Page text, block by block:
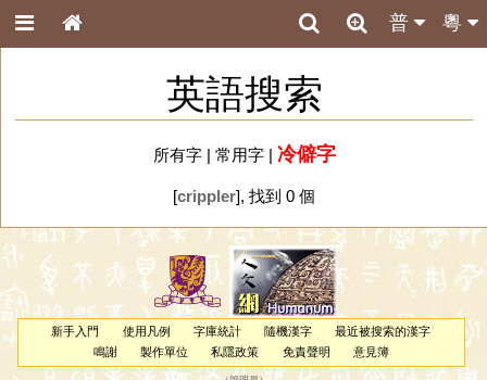
粵
普
英語搜索
所有字| 常用字| 冷僻字
[crippler], 找到 0 個
新手入門 使用凡例 字庫統計 隨機漢字
最近被搜索的漢字
鳴謝
製作單位 私隱政策 免責聲明 意見簿